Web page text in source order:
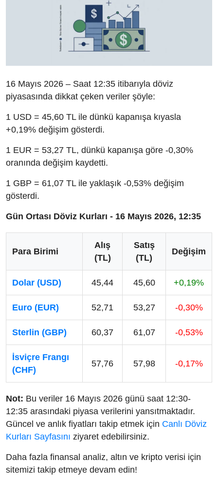
16 Mayıs 2026 – Saat 12:35 itibarıyla döviz
piyasasında dikkat çeken veriler şöyle:
1 USD = 45,60 TL ile dünkü kapanışa kıyasla
+0,19% değişim gösterdi.
1 EUR = 53,27 TL, dünkü kapanışa göre -0,30%
oranında değişim kaydetti.
1 GBP = 61,07 TL ile yaklaşık -0,53% değişim
gösterdi.
Gün Ortası Döviz Kurları - 16 Mayıs 2026, 12:35
Para Birimi
Alış
(TL)
Satış
(TL)
Değişim
Dolar (USD) 45,44 45,60 +0,19%
Euro (EUR) 52,71 53,27 -0,30%
Sterlin (GBP) 60,37 61,07 -0,53%
İsviçre Frangı
(CHF)
57,76 57,98 -0,17%
Not: Bu veriler 16 Mayıs 2026 günü saat 12:30-
12:35 arasındaki piyasa verilerini yansıtmaktadır.
Güncel ve anlık fiyatları takip etmek için Canlı Döviz
Kurları Sayfasını ziyaret edebilirsiniz.
Daha fazla finansal analiz, altın ve kripto verisi için
sitemizi takip etmeye devam edin!